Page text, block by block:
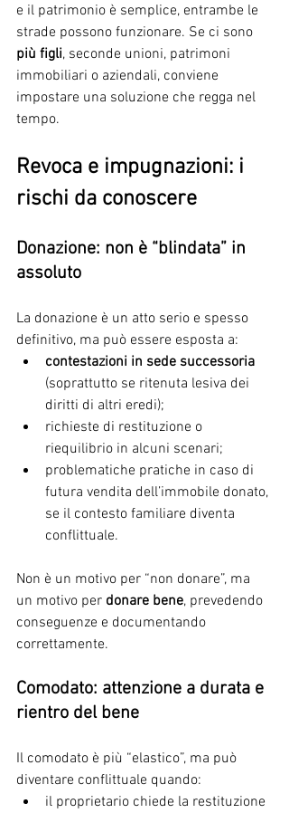
e il patrimonio è semplice, entrambe le
strade possono funzionare. Se ci sono
più figli, seconde unioni, patrimoni
immobiliari o aziendali, conviene
impostare una soluzione che regga nel
tempo.
Revoca e impugnazioni: i
rischi da conoscere
Donazione: non è “blindata” in
assoluto
La donazione è un atto serio e spesso
definitivo, ma può essere esposta a:
contestazioni in sede successoria
(soprattutto se ritenuta lesiva dei
diritti di altri eredi);
richieste di restituzione o
riequilibrio in alcuni scenari;
problematiche pratiche in caso di
futura vendita dell’immobile donato,
se il contesto familiare diventa
conflittuale.
Non è un motivo per “non donare”, ma
un motivo per donare bene, prevedendo
conseguenze e documentando
correttamente.
Comodato: attenzione a durata e
rientro del bene
Il comodato è più “elastico”, ma può
diventare conflittuale quando:
il proprietario chiede la restituzione